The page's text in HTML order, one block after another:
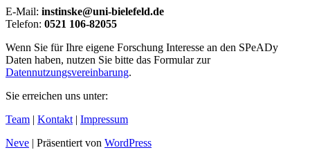
E-Mail: instinske@uni-bielefeld.de
Telefon: 0521 106-82055
Wenn Sie für Ihre eigene Forschung Interesse an den SPeADy
Daten haben, nutzen Sie bitte das Formular zur
Datennutzungsvereinbarung.
Sie erreichen uns unter:
Team | Kontakt | Impressum
Neve | Präsentiert von WordPress